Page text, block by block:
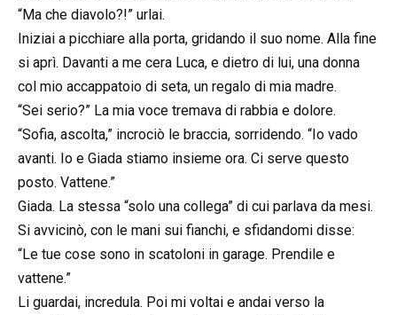
“Ma che diavolo?!” urlai.
Iniziai a picchiare alla porta, gridando il suo nome. Alla fine
si aprì. Davanti a me cera Luca, e dietro di lui, una donna
col mio accappatoio di seta, un regalo di mia madre.
“Sei serio?” La mia voce tremava di rabbia e dolore.
“Sofia, ascolta,” incrociò le braccia, sorridendo. “Io vado
avanti. Io e Giada stiamo insieme ora. Ci serve questo
posto. Vattene.”
Giada. La stessa “solo una collega” di cui parlava da mesi.
Si avvicinò, con le mani sui fianchi, e sfidandomi disse:
“Le tue cose sono in scatoloni in garage. Prendile e
vattene.”
Li guardai, incredula. Poi mi voltai e andai verso la